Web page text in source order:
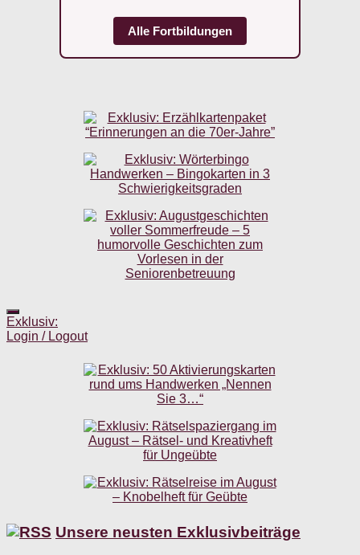
Alle Fortbildungen
Exklusiv:
Login / Logout
Unsere neusten Exklusivbeiträge